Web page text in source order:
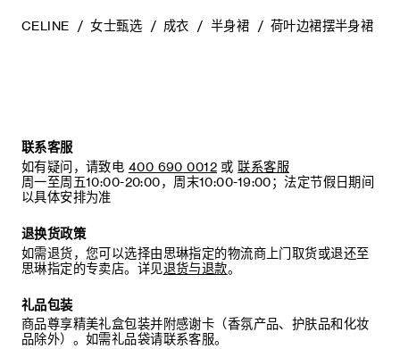
CELINE 女士甄选 成衣 半身裙 荷叶边裙摆半身裙
联系客服
如有疑问，请致电 400 690 0012 或 联系客服
周一至周五10:00-20:00，周末10:00-19:00；法定节假日期间
以具体安排为准
退换货政策
如需退货，您可以选择由思琳指定的物流商上门取货或退还至
思琳指定的专卖店。详见退货与退款。
礼品包装
商品尊享精美礼盒包装并附感谢卡（香氛产品、护肤品和化妆
品除外）。如需礼品袋请联系客服。